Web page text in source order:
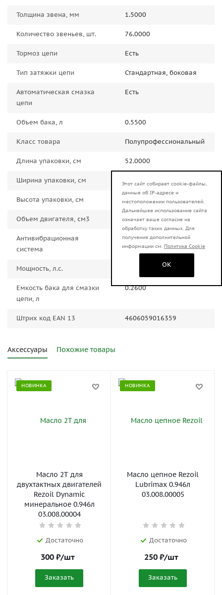
Толщина звена, мм 1.5000
Количество звеньев, шт. 76.0000
Тормоз цепи Есть
Тип затяжки цепи Стандартная, боковая
Автоматическая смазка
цепи
Есть
Объем бака, л 0.5500
Класс товара Полупрофессиональный
Длина упаковки, см 52.0000
Ширина упаковки, см 28.0000
Высота упаковки, см 33.0000
Объем двигателя, см3 52.0000
Антивибрационная
система
Да
Мощность, л.с.
Емкость бака для смазки
цепи, л
0.2600
Штрих код EAN 13 4606059016359
Аксессуары Похожие товары
НОВИНКА
Масло 2T для
двухтактных двигателей
Rezoil Dynamic
минеральное 0.946л
03.008.00004
Достаточно
300₽/шт
Заказать
НОВИНКА
Масло цепное Rezoil
Lubrimax 0.946л
03.008.00005
Достаточно
250₽/шт
Заказать
Этот сайт собирает cookie-файлы,
данные об IP-адресе и
местоположении пользователей.
Дальнейшее использование сайта
означает ваше согласие на
обработку таких данных. Для
получения дополнительной
информации см. Политика Cookie
OK